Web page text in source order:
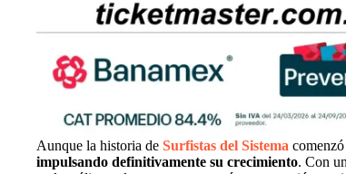
Aunque la historia de Surfistas del Sistema
impulsando definitivamente su crecimiento. Con